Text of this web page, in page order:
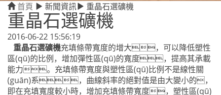
首頁 新聞資訊 重晶石選礦機
重晶石選礦機
2016-06-22 15:56:19
重晶石選礦機充填條帶寬度的增大，可以降低塑性
區(qū)的比例，增加彈性區(qū)的寬度，提高其承載
能力。充填條帶寬度與塑性區(qū)比例不是線性關
(guān)系，曲線斜率的絕對值是由大變小的，
即在充填寬度較小時，增加充填條帶寬度，塑性區(qū)